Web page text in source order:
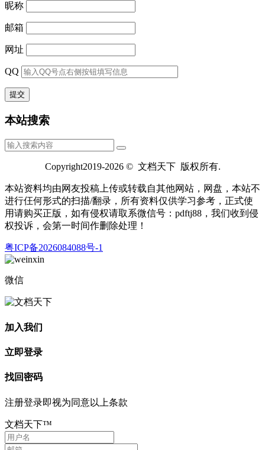
昵称
邮箱
网址
QQ
本站搜索
Copyright2019-2026 © 文档天下 版权所有.
本站资料均由网友投稿上传或转载自其他网站，网盘，本站不
进行仼何形式的扫描/翻录，所有资料仅供学习参考，正式使
用请购买正版，如有侵权请取系微信号：pdftj88，我们收到侵
权投诉，会第一时间作删除处理！
粤ICP备2026084088号-1
微信
加入我们
立即登录
找回密码
注册登录即视为同意以上条款
文档天下™